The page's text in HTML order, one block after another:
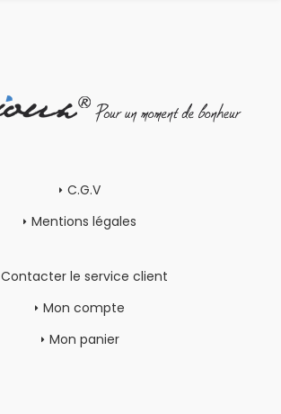
C.G.V
Mentions légales
Contacter le service client
Mon compte
Mon panier